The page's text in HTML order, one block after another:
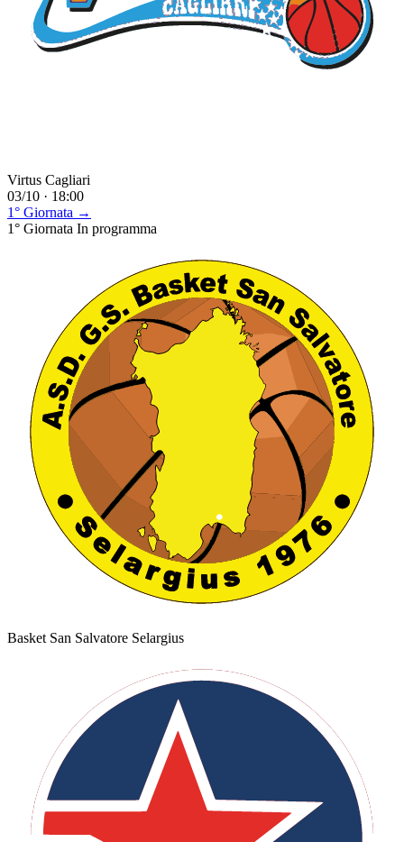
Virtus Cagliari
03/10 · 18:00
1° Giornata →
1° Giornata In programma
Basket San Salvatore Selargius